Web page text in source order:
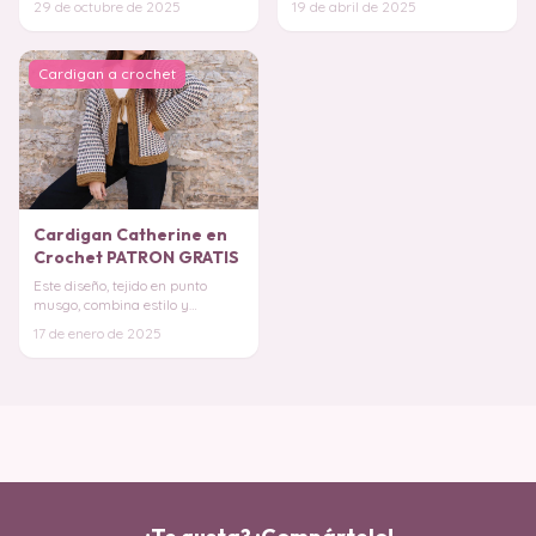
pequeños restos d
29 de octubre de 2025
bot
19 de abril de 2025
Cardigan a crochet
Cardigan Catherine en
Crochet PATRON GRATIS
Este diseño, tejido en punto
musgo, combina estilo y
quienes están come
17 de enero de 2025